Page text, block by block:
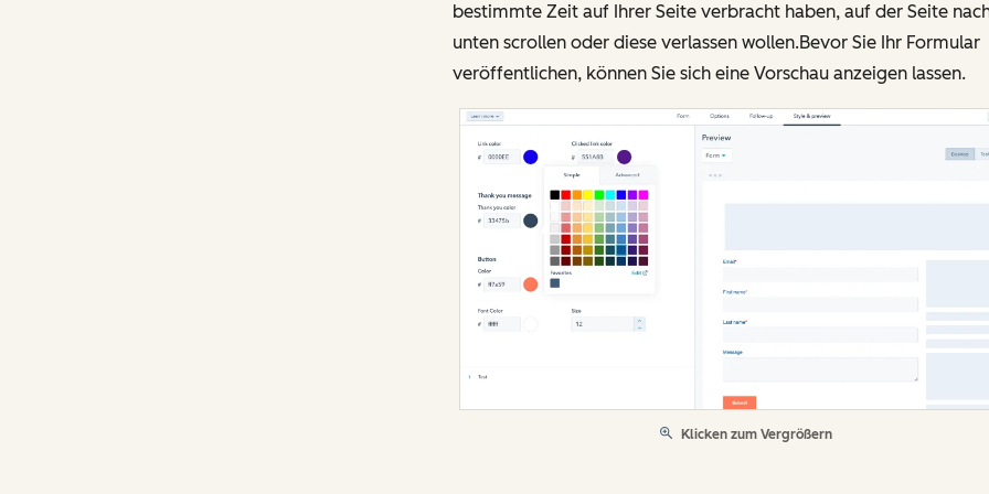
bestimmte Zeit auf Ihrer Seite verbracht haben, auf der Seite
unten scrollen oder diese verlassen wollen.Bevor Sie Ihr Formular
veröffentlichen, können Sie sich eine Vorschau anzeigen lassen.
Klicken zum Vergrößern